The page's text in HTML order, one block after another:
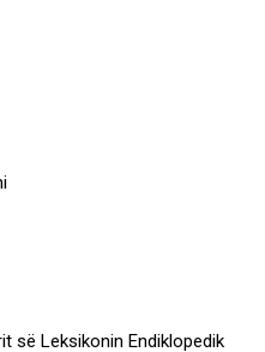
së Leksikonin Endiklopedik